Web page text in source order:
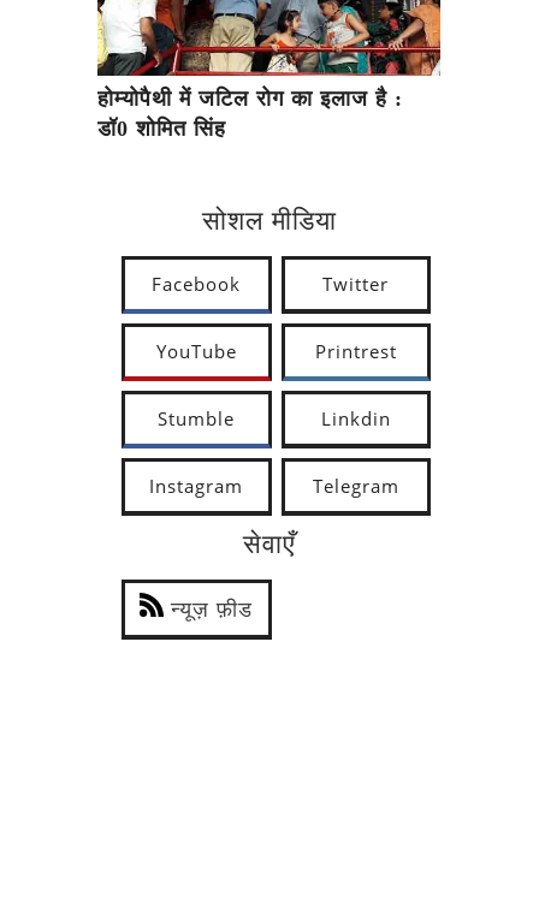
होम्योपैथी में जटिल रोग का इलाज है :
डॉ0 शोमित सिंह
सोशल मीडिया
Facebook Twitter
YouTube Printrest
Stumble Linkdin
Instagram Telegram
सेवाएँ
न्यूज़ फ़ीड